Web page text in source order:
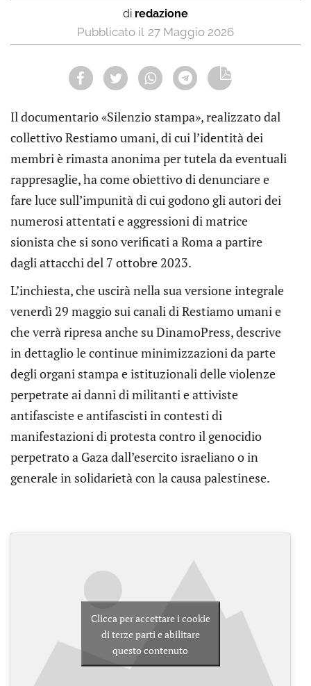
di redazione
27 Maggio 2026
Il documentario «Silenzio stampa», realizzato dal
collettivo Restiamo umani, di cui l’identità dei
membri è rimasta anonima per tutela da eventuali
rappresaglie, ha come obiettivo di denunciare e
fare luce sull’impunità di cui godono gli autori dei
numerosi attentati e aggressioni di matrice
sionista che si sono verificati a Roma a partire
dagli attacchi del 7 ottobre 2023.
L’inchiesta, che uscirà nella sua versione integrale
venerdì 29 maggio sui canali di Restiamo umani e
che verrà ripresa anche su DinamoPress, descrive
in dettaglio le continue minimizzazioni da parte
degli organi stampa e istituzionali delle violenze
perpetrate ai danni di militanti e attiviste
antifasciste e antifascisti in contesti di
manifestazioni di protesta contro il genocidio
perpetrato a Gaza dall’esercito israeliano o in
generale in solidarietà con la causa palestinese.
Clicca per accettare i cookie
di terze parti e abilitare
questo contenuto